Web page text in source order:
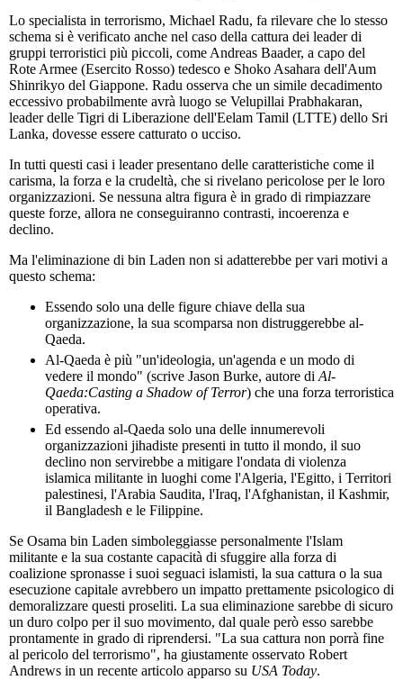
Lo specialista in terrorismo, Michael Radu, fa rilevare che lo stesso
schema si è verificato anche nel caso della cattura dei leader di
gruppi terroristici più piccoli, come Andreas Baader, a capo del
Rote Armee (Esercito Rosso) tedesco e Shoko Asahara dell'Aum
Shinrikyo del Giappone. Radu osserva che un simile decadimento
eccessivo probabilmente avrà luogo se Velupillai Prabhakaran,
leader delle Tigri di Liberazione dell'Eelam Tamil (LTTE) dello Sri
Lanka, dovesse essere catturato o ucciso.
In tutti questi casi i leader presentano delle caratteristiche come il
carisma, la forza e la crudeltà, che si rivelano pericolose per le loro
organizzazioni. Se nessuna altra figura è in grado di rimpiazzare
queste forze, allora ne conseguiranno contrasti, incoerenza e
declino.
Ma l'eliminazione di bin Laden non si adatterebbe per vari motivi a
questo schema:
Essendo solo una delle figure chiave della sua
organizzazione, la sua scomparsa non distruggerebbe al-
Qaeda.
Al-Qaeda è più "un'ideologia, un'agenda e un modo di
vedere il mondo" (scrive Jason Burke, autore di Al-
Qaeda:Casting a Shadow of Terror) che una forza terroristica
operativa.
Ed essendo al-Qaeda solo una delle innumerevoli
organizzazioni jihadiste presenti in tutto il mondo, il suo
declino non servirebbe a mitigare l'ondata di violenza
islamica militante in luoghi come l'Algeria, l'Egitto, i Territori
palestinesi, l'Arabia Saudita, l'Iraq, l'Afghanistan, il Kashmir,
il Bangladesh e le Filippine.
Se Osama bin Laden simboleggiasse personalmente l'Islam
militante e la sua costante capacità di sfuggire alla forza di
coalizione spronasse i suoi seguaci islamisti, la sua cattura o la sua
esecuzione capitale avrebbero un impatto prettamente psicologico di
demoralizzare questi proseliti. La sua eliminazione sarebbe di sicuro
un duro colpo per il suo movimento, dal quale però esso sarebbe
prontamente in grado di riprendersi. "La sua cattura non porrà fine
al pericolo del terrorismo", ha giustamente osservato Robert
Andrews in un recente articolo apparso su USA Today.